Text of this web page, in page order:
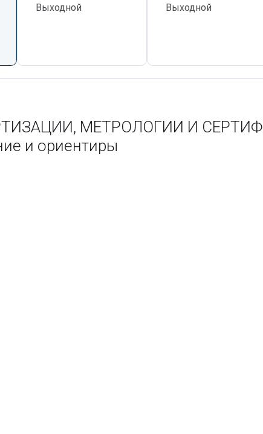
Выходной
Выходной
МЕТРОЛОГИИ И
и ориентиры